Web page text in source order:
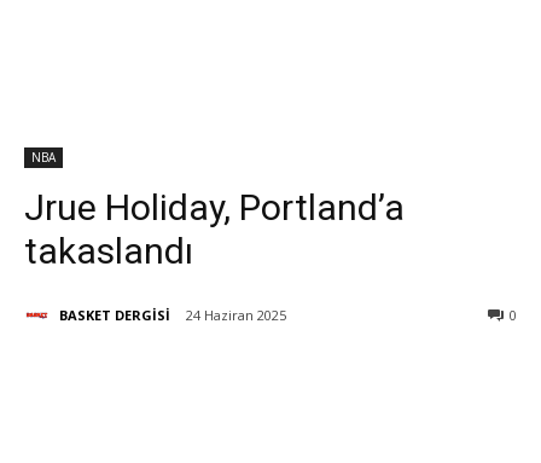
NBA
Jrue Holiday, Portland’a
takaslandı
BASKET DERGİSİ 24 Haziran 2025 0